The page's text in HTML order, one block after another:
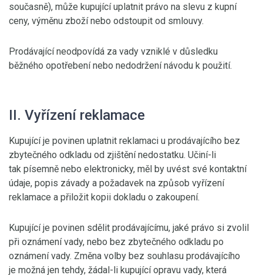
současně), může kupující uplatnit právo na slevu z kupní
ceny, výměnu zboží nebo odstoupit od smlouvy.
Prodávající neodpovídá za vady vzniklé v důsledku
běžného opotřebení nebo nedodržení návodu k použití.
II. Vyřízení reklamace
Kupující je povinen uplatnit reklamaci u prodávajícího bez
zbytečného odkladu od zjištění nedostatku. Učiní-li
tak písemně nebo elektronicky, měl by uvést své kontaktní
údaje, popis závady a požadavek na způsob vyřízení
reklamace a přiložit kopii dokladu o zakoupení.
Kupující je povinen sdělit prodávajícímu, jaké právo si zvolil
při oznámení vady, nebo bez zbytečného odkladu po
oznámení vady. Změna volby bez souhlasu prodávajícího
je možná jen tehdy, žádal-li kupující opravu vady, která